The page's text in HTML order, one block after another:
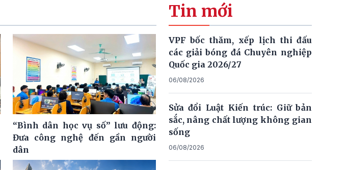
“Bình dân học vụ số” lưu động:
Đưa công nghệ đến gần người
dân
Tin mới
VPF bốc thăm, xếp lịch thi đấu
các giải bóng đá Chuyên nghiệp
Quốc gia 2026/27
06/08/2026
Sửa đổi Luật Kiến trúc: Giữ bản
sắc, nâng chất lượng không gian
sống
06/08/2026